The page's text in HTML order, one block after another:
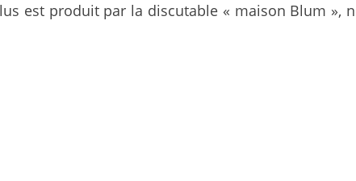
est produit par la discutable « maison Blum »,